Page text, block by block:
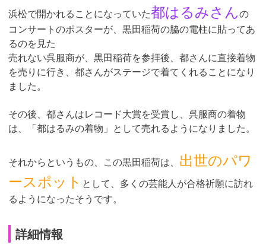
浜松で開かれることになっていた都はるみさんの
コンサートのポスターが、黒田稲荷の脇の電柱に貼ってあ
るのを見た
売れない呉服商が、黒田稲荷を参拝後、都さんに直接着物
を売りに行き、都さんがステージで着てくれることになり
ました。
その後、都さんはレコード大賞を受賞し、呉服商の着物
は、「都はるみの着物」として売れるようになりました。
それからというもの、この黒田稲荷は、 出世のパワ
ースポット として、多くの芸能人が合格祈願に訪れ
るようになったそうです。
詳細情報